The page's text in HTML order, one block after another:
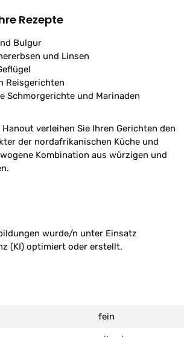
Rezepte
Bulgur
und Linsen
Reisgerichten
Schmorgerichte und Marinaden
verleihen Sie Ihren Gerichten den
der nordafrikanischen Küche und
Kombination aus würzigen und
wurde/n unter Einsatz
(KI) optimiert oder erstellt.
fein